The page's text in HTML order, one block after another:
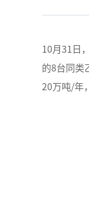
10月31日
的8台同类
20万吨/年